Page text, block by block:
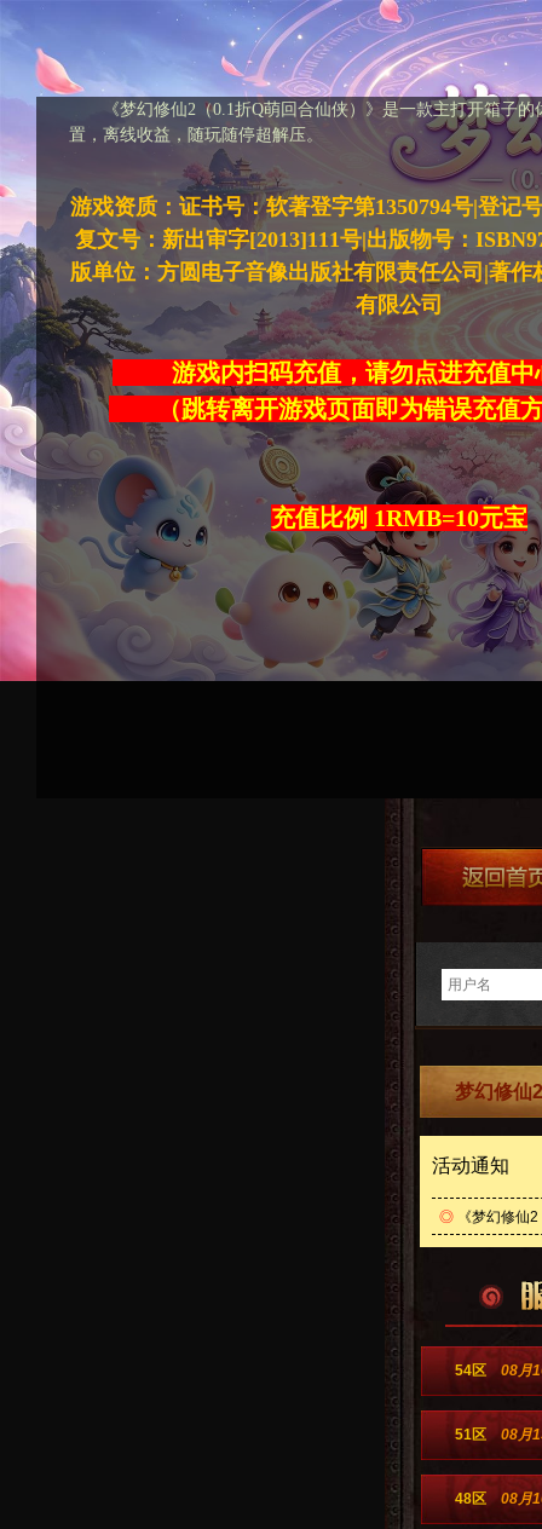
《梦幻修仙2（0.1折Q萌回合仙侠）》是一款主打开箱子
置，离线收益，随玩随停超解压。
游戏资质：证书号：软著登字第1350794号|登记
复文号：新出审字[2013]111号|出版物号：
版单位：方圆电子音像出版社有限责任公司|著作
有限公司
游戏内扫码充值，请勿点进充
（跳转离开游戏页面即为错误
充值比例 1RMB=10元宝
梦幻修仙
活动通知
◎ 《梦幻修仙
54区 08月
51区 08月
48区 08月